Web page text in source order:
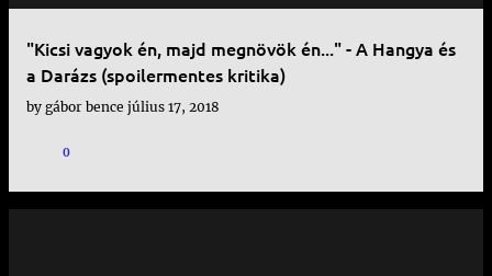
"Kicsi vagyok én, majd megnövök én..." - A Hangya és
a Darázs (spoilermentes kritika)
by gábor bence július 17, 2018
0